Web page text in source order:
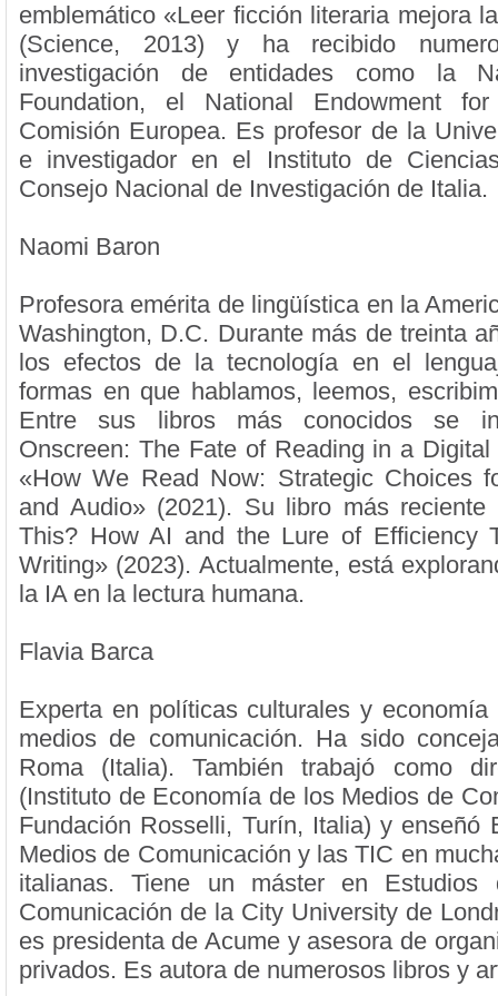
emblemático «Leer ficción literaria mejora
(Science, 2013) y ha recibido
investigación de entidades como la
Foundation, el National Endowment
Comisión Europea. Es profesor de la
e investigador en el Instituto de
Consejo Nacional de Investigación de Italia.
Naomi Baron
Profesora emérita de lingüística en la
Washington, D.C. Durante más de treinta
los efectos de la tecnología en el
formas en que hablamos, leemos,
Entre sus libros más conocidos se
Onscreen: The Fate of Reading in a
«How We Read Now: Strategic Choices
and Audio» (2021). Su libro más
This? How AI and the Lure of Efficiency
Writing» (2023). Actualmente, está
la IA en la lectura humana.
Flavia Barca
Experta en políticas culturales y
medios de comunicación. Ha sido
Roma (Italia). También trabajó como
(Instituto de Economía de los Medios de
Fundación Rosselli, Turín, Italia) y enseñó
Medios de Comunicación y las TIC en
italianas. Tiene un máster en Estudios
Comunicación de la City University de
es presidenta de Acume y asesora de
privados. Es autora de numerosos libros y